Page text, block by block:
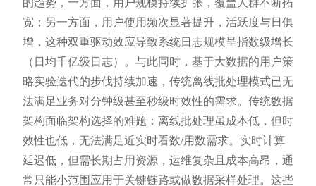
的趋势，一方面，用户规模持续扩张，覆盖人群不断拓
宽；另一方面，用户使用频次显著提升，活跃度与日俱
增，这种双重驱动效应导致系统日志规模呈指数级增长
（日均千亿级日志）。与此同时，基于大数据的用户策
略实验迭代的步伐持续加速，传统离线批处理模式已无
法满足业务对分钟级甚至秒级时效性的需求。传统数据
架构面临架构选择的难题：离线批处理虽成本低，但时
效性也低，无法满足近实时看数/用数需求。实时计算
延迟低，但需长期占用资源，运维复杂且成本高昂，通
常只能小范围应用于关键链路或做数据采样处理。这些